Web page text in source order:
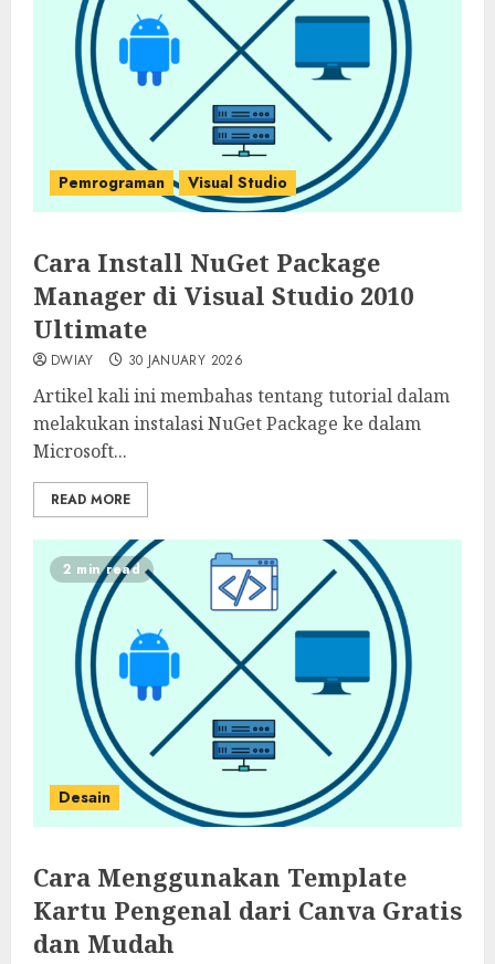
Pemrograman Visual Studio
Cara Install NuGet Package
Manager di Visual Studio 2010
Ultimate
DWIAY 30 JANUARY 2026
Artikel kali ini membahas tentang tutorial dalam
melakukan instalasi NuGet Package ke dalam
Microsoft...
READ MORE
2 min read
Desain
Cara Menggunakan Template
Kartu Pengenal dari Canva Gratis
dan Mudah